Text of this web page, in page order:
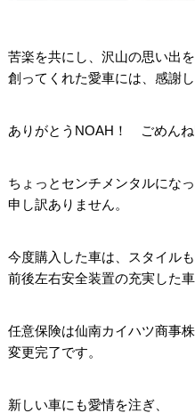
苦楽を共にし、沢山の思い出を
創ってくれた愛車には、感謝し
ありがとうNOAH！ ごめんね
ちょっとセンチメンタルにな
申し訳ありません。
今度購入した車は、スタイルも
前後左右安全装置の充実した車
任意保険は仙南カイハツ商事
変更完了です。
新しい車にも愛情を注ぎ、